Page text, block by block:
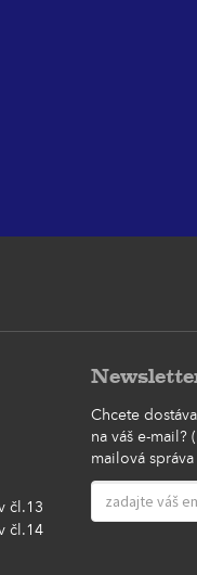
čl.13
čl.14
Chcete
na váš e-mail?
mailová správa